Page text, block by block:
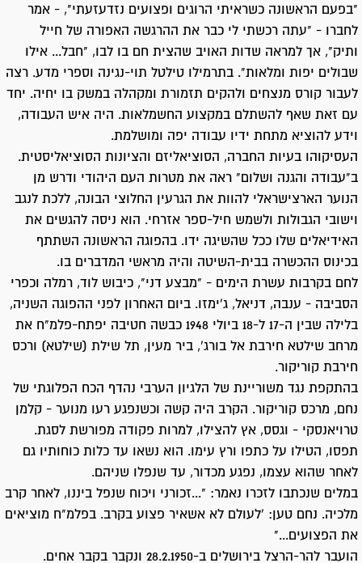
"בפעם הראשונה כשראיתי הרוגים ופצועים נזדעזעתי", - אמר
לחברו - "עתה רכשתי לי כבר את ההרגשה האפורה של חייל
ותיק", אך למראה שדות האויב שהצית חם בו לבו, "חבל... אילו
שבולים יפות ומלאות". בתרמילו טילטל תוי-נגינה וספרי מדע. רצה
לעבור קורס מנצחים ולהקים תזמורת ומקהלה במשק בו יחיה. יחד
עם זאת שאף להשתלם במקצוע החשמלאות. היה איש העבודה,
וידע להוציא מתחת ידיו עבודה יפה ומושלמת.
העסיקוהו בעיות החברה, הסוציאליזם והציונות הסוציאליסטית.
ב"עבודה והגנה ושלום" ראה את מטרות העם היהודי ודרש מן
הנוער הארצישראלי להוות את הגרעין החלוצי הבונה, ללכת לנגב
וישובי הגבולות ולשמש חיל-ספר אזרחי. הוא ניסה להגשים את
האידיאלים שלו ככל שהשיגה ידו. בהפוגה הראשונה השתתף
בכינוס ההכשרה בבית-השיטה והיה מראשי המדברים בו.
לחם בקרבות עשרת הימים - "מבצע דני", כיבוש לוד, רמלה וכפרי
הסביבה - ענבה, דניאל, ג'ימזו. ביום האחרון לפני ההפוגה השניה,
בלילה שבין ה-17 ל-18 ביולי 1948 כבשה חטיבה יפתח-פלמ"ח את
מרחב שילטא חירבת אל בורג', ביר מעין, תל שילת (שילטא) ורכס
חירבת קוריקור.
בהתקפת נגד משוריינת של הלגיון הערבי נהדף הכח הפלוגתי של
נחם, מרכס קוריקור. הקרב היה קשה וכשנפגע רעו מנוער - קלמן
טרויאנסקי - וגסס, אץ להצילו, למרות פקודה מפורשת לסגת.
תפסו, הטילו על כתפו ורץ עימו. הוא נשאו עד כלות כוחותיו גם
לאחר שהוא עצמו, נפגע מכדור, עד שנפלו שניהם.
במלים שנכתבו לזכרו נאמר: "...זכורני ויכוח שנפל ביננו, לאחר קרב
מלכיה. נחם טען: 'לעולם לא אשאיר פצוע בקרב. בפלמ"ח מוציאים
את הפצועים..."
הועבר להר-הרצל בירושלים ב-28.2.1950 ונקבר בקבר אחים.